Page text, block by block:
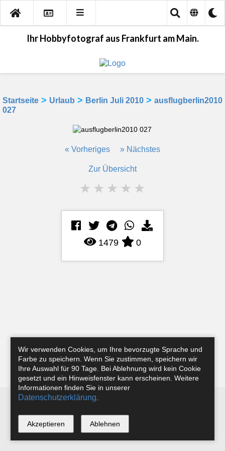
Ihr Hobbyfotograf aus Frankfurt am Main.
Startseite > Urlaub > Berlin Juli 2010 > ausflugberlin2010
027
« Vorheriges » Nächstes
Zur Übersicht
★ ★ ★ ★ ★
1479 0
Instagram
*
Wir verwenden Cookies, um Ihre bevorzugte Sprache und
Farbe zu speichern. Wenn Sie zustimmen, speichern wir
Ihre Auswahl für 90 Tage. Bei Ablehnung wird kein Cookie
gesetzt und ein Hinweisfenster kann erscheinen. Weitere
Informationen finden Sie in unserer
Datenschutzerklärung
Akzeptieren Ablehnen